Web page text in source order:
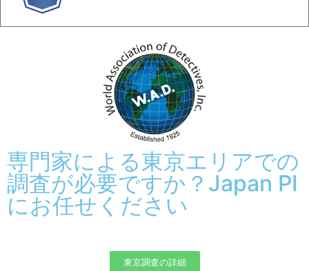
専門家による東京エリアでの
調査が必要ですか？Japan PI
にお任せください
東京調査の詳細